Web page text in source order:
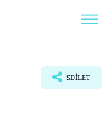
SDÍLET